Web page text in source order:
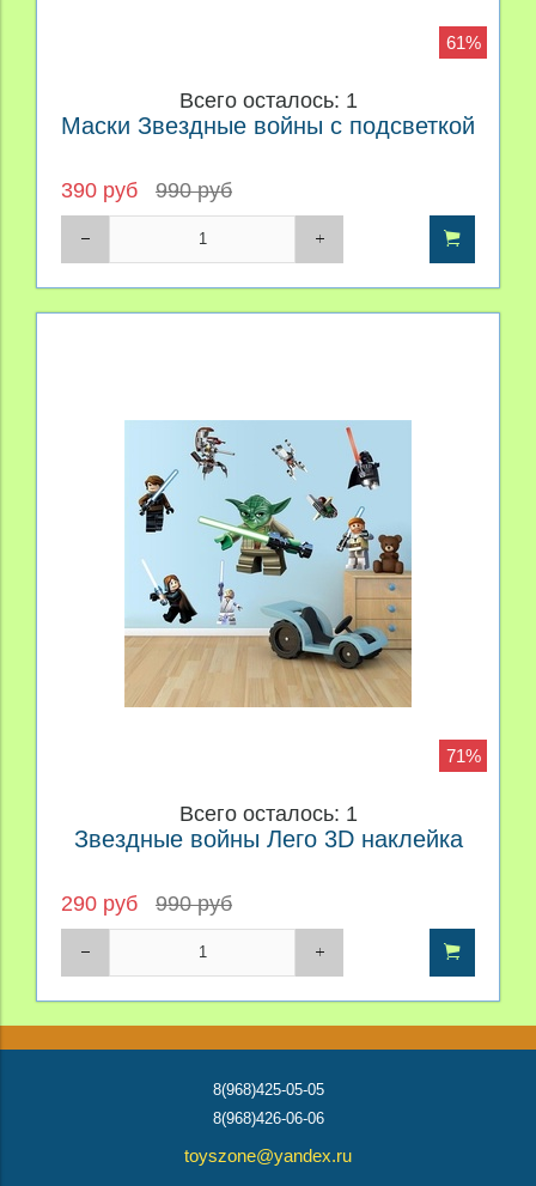
61%
Всего осталось: 1
Маски Звездные войны с подсветкой
390 руб 990 руб
71%
Всего осталось: 1
Звездные войны Лего 3D наклейка
290 руб 990 руб
8(968)425-05-05
8(968)426-06-06
toyszone@yandex.ru